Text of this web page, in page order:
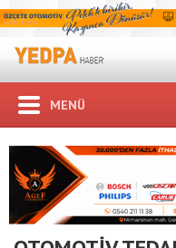
MENÜ